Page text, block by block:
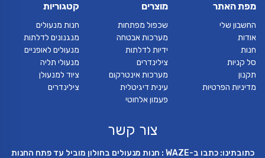
מפת האתר
החשבון שלי
אודות
חנות
סל קניות
תקנון
מדיניות הפרטיות
מוצרים
שכפול מפתחות
מערכות אבטחה
ידיות לדלתות
צילינדרים
מערכות אינטרקום
עינית דיגיטלית
פעמון אלחוטי
קטגוריות
חנות מנעולים
מנגנונים לדלתות
מנעולים לאופניים
מנעולי תליה
ציוד למנעולן
צילינדרים
צור קשר
כתובתינו: כתבו ב-WAZE : חנות מנעולים בחולון מוביל עד פתח החנות